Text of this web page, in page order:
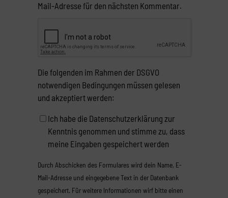
Mail-Adresse für den nächsten Kommentar.
Die folgenden im Rahmen der DSGVO
notwendigen Bedingungen müssen gelesen
und akzeptiert werden:
Ich habe die Datenschutzerklärung zur
Kenntnis genommen und stimme zu, dass
meine Eingaben gespeichert werden
Durch Abschicken des Formulares wird dein Name, E-
Mail-Adresse und eingegebene Text in der Datenbank
gespeichert. Für weitere Informationen wirf bitte einen